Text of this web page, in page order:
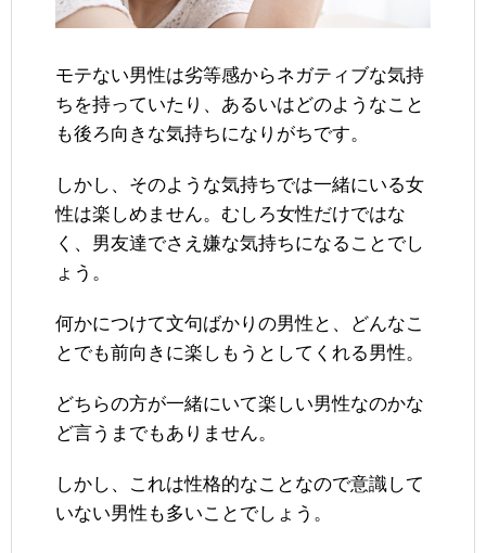
モテない男性は劣等感からネガティブな気持
ちを持っていたり、あるいはどのようなこと
も後ろ向きな気持ちになりがちです。
しかし、そのような気持ちでは一緒にいる女
性は楽しめません。むしろ女性だけではな
く、男友達でさえ嫌な気持ちになることでし
ょう。
何かにつけて文句ばかりの男性と、どんなこ
とでも前向きに楽しもうとしてくれる男性。
どちらの方が一緒にいて楽しい男性なのかな
ど言うまでもありません。
しかし、これは性格的なことなので意識して
いない男性も多いことでしょう。